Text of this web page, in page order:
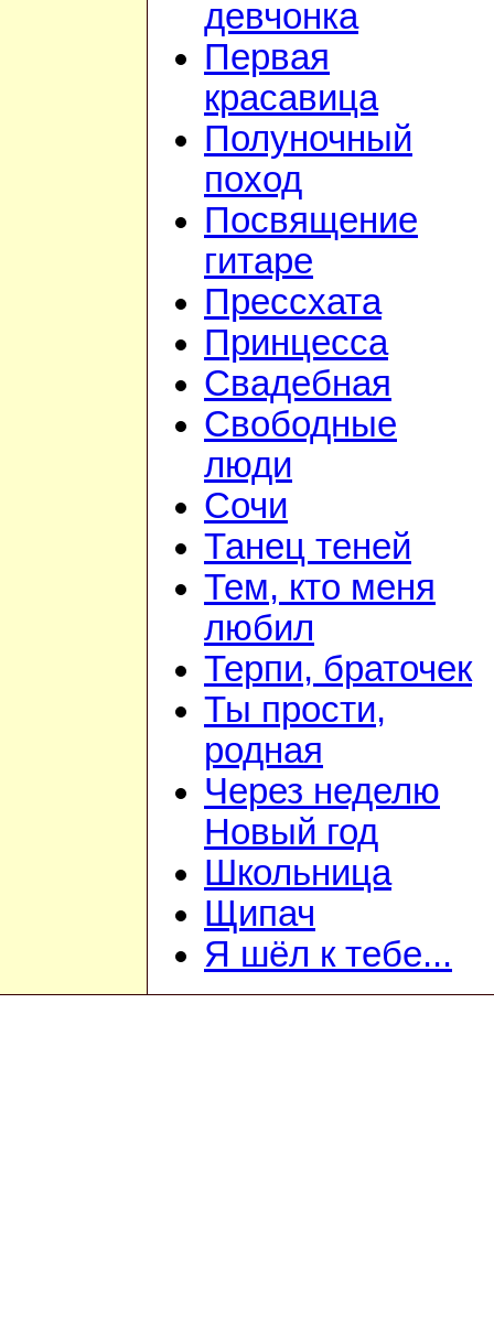
девчонка
Первая
красавица
Полуночный
поход
Посвящение
гитаре
Прессхата
Принцесса
Свадебная
Свободные
люди
Сочи
Танец теней
Тем, кто меня
любил
Терпи, браточек
Ты прости,
родная
Через неделю
Новый год
Школьница
Щипач
Я шёл к тебе...